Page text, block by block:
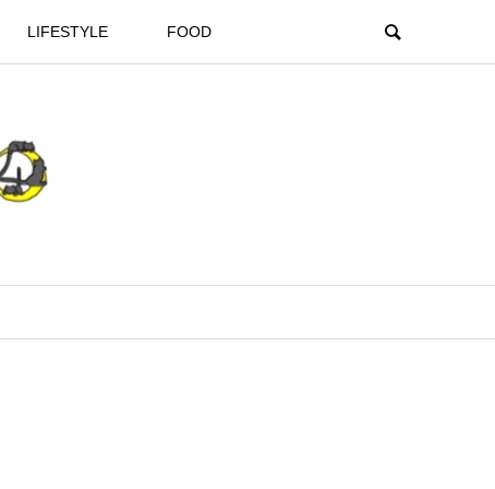
LIFESTYLE FOOD